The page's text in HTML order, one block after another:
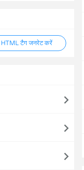
HTML टैग जनरेट करें